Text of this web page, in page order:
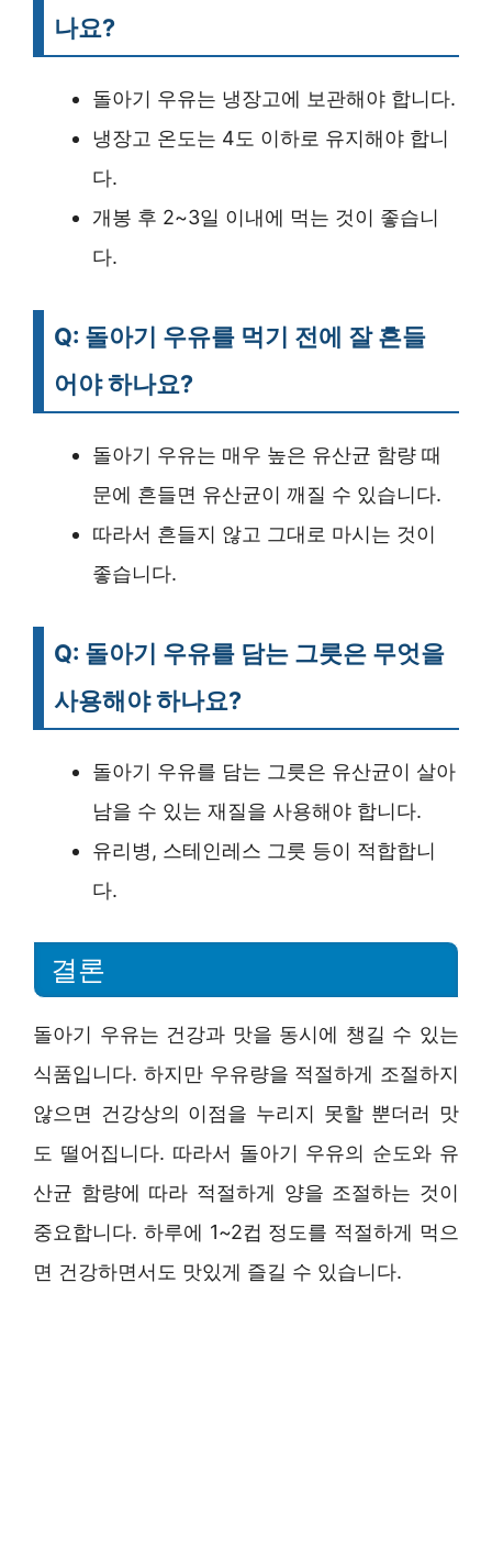
나요?
돌아기 우유는 냉장고에 보관해야 합니다.
냉장고 온도는 4도 이하로 유지해야 합니
다.
개봉 후 2~3일 이내에 먹는 것이 좋습니
다.
Q: 돌아기 우유를 먹기 전에 잘 흔들
어야 하나요?
돌아기 우유는 매우 높은 유산균 함량 때
문에 흔들면 유산균이 깨질 수 있습니다.
따라서 흔들지 않고 그대로 마시는 것이
좋습니다.
Q: 돌아기 우유를 담는 그릇은 무엇을
사용해야 하나요?
돌아기 우유를 담는 그릇은 유산균이 살아
남을 수 있는 재질을 사용해야 합니다.
유리병, 스테인레스 그릇 등이 적합합니
다.
결론
돌아기 우유는 건강과 맛을 동시에 챙길 수 있는
식품입니다. 하지만 우유량을 적절하게 조절하지
않으면 건강상의 이점을 누리지 못할 뿐더러 맛
도 떨어집니다. 따라서 돌아기 우유의 순도와 유
산균 함량에 따라 적절하게 양을 조절하는 것이
중요합니다. 하루에 1~2컵 정도를 적절하게 먹으
면 건강하면서도 맛있게 즐길 수 있습니다.